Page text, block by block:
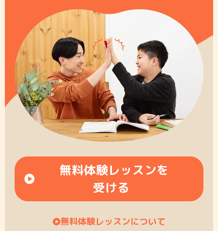
無料体験レッスンを
受ける
無料体験レッスンについて